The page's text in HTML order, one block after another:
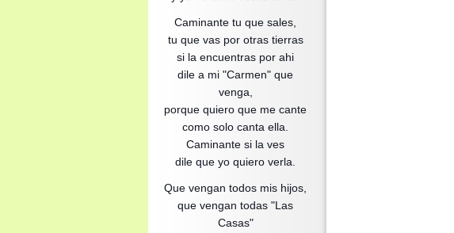
Caminante tu que sales,
tu que vas por otras tierras
si la encuentras por ahi
dile a mi "Carmen" que
venga,
porque quiero que me cante
como solo canta ella.
Caminante si la ves
dile que yo quiero verla.
Que vengan todos mis hijos,
que vengan todas "Las
Casas"